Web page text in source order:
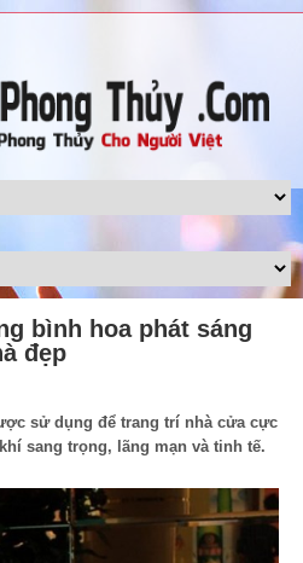
bình hoa phát sáng
đẹp
sử dụng để trang trí nhà cửa cực
sang trọng, lãng mạn và tinh tế.